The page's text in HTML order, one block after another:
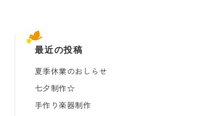
最近の投稿
夏季休業のおしらせ
七夕制作☆
手作り楽器制作